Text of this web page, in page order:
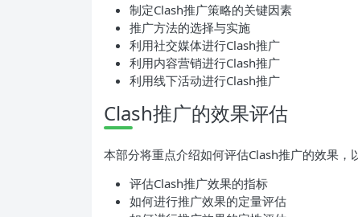
制定Clash推广策略的关键因素
推广方法的选择与实施
利用社交媒体进行Clash推广
利用内容营销进行Clash推广
利用线下活动进行Clash推广
Clash推广的效果评估
本部分将重点介绍如何评估Clash推广的效果，
评估Clash推广效果的指标
如何进行推广效果的定量评估